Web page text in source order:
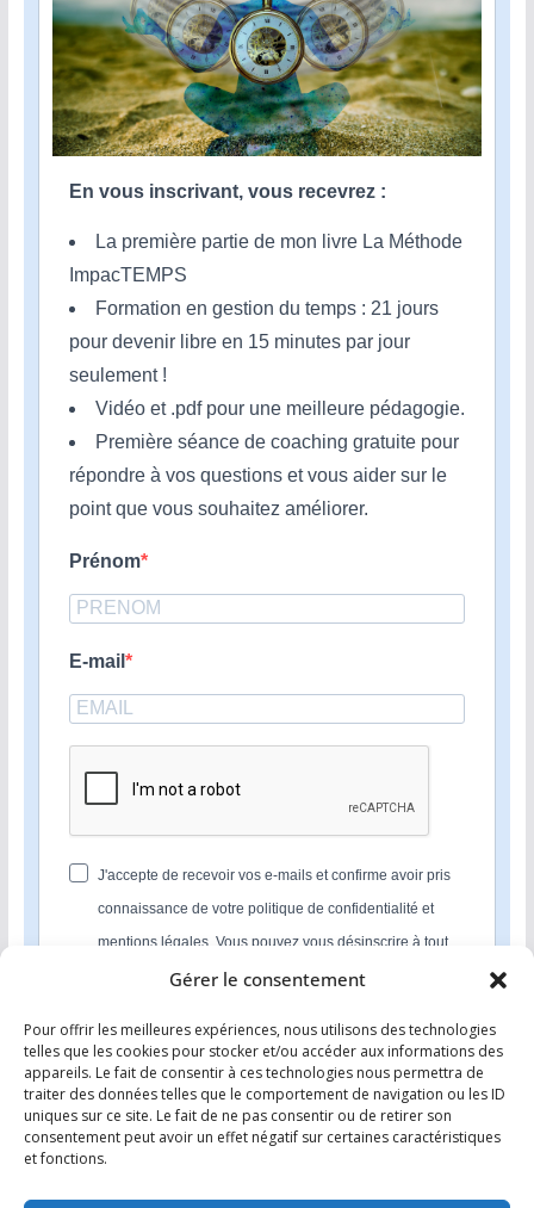
Gérer le consentement
Pour offrir les meilleures expériences, nous utilisons des technologies
telles que les cookies pour stocker et/ou accéder aux informations des
appareils. Le fait de consentir à ces technologies nous permettra de
traiter des données telles que le comportement de navigation ou les ID
uniques sur ce site. Le fait de ne pas consentir ou de retirer son
consentement peut avoir un effet négatif sur certaines caractéristiques
et fonctions.
En vous inscrivant, vous recevrez :
La première partie de mon livre La Méthode
ImpacTEMPS
Formation en gestion du temps : 21 jours
pour devenir libre en 15 minutes par jour
seulement !
Vidéo et .pdf pour une meilleure pédagogie.
Première séance de coaching gratuite pour
répondre à vos questions et vous aider sur le
point que vous souhaitez améliorer.
Prénom
E-mail
J'accepte de recevoir vos e-mails et confirme avoir pris
connaissance de votre politique de confidentialité et
mentions légales. Vous pouvez vous désinscrire à tout
moment en cliquant sur le lien présent dans nos emails.
S'INSCRIRE
Nous utilisons Sendinblue en tant que plateforme
marketing. En soumettant ce formulaire, vous
reconnaissez que les informations que vous allez fournir
seront transmises à Sendinblue en sa qualité de